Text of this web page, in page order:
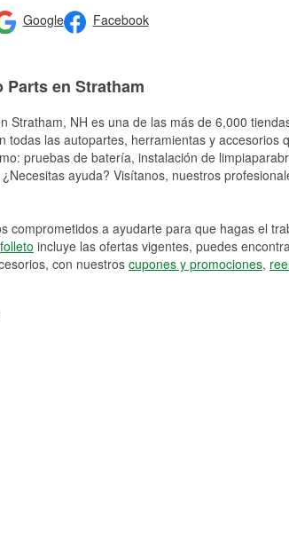
Google Facebook
Parts en Stratham
Stratham, NH es una de las más de 6,000
todas las autopartes, herramientas y accesorios
pruebas de batería, instalación de
ayuda? Visítanos, nuestros
comprometidos a ayudarte para que hagas el
folleto incluye las ofertas vigentes, puedes
con nuestros cupones y promociones,